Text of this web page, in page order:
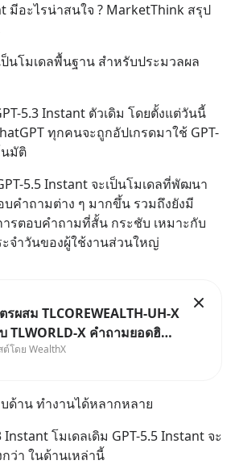
มีอะไรน่าสนใจ ? MarketThink สรุป
ป็นโมเดลพื้นฐาน สำหรับประมวลผล
5.3 Instant ตัวเดิม โดยตั้งแต่วันนี้
ทุกคนจะถูกอัปเกรดมาใช้ GPT-
นมัติ
5.5 Instant จะเป็นโมเดลที่พัฒนา
คำถามต่าง ๆ มากขึ้น รวมถึงยังมี
รตอบคำถามที่สั้น กระชับ เหมาะกับ
จำวันของผู้ใช้งานส่วนใหญ่
รผสม TLCOREWEALTH-UH-X
TLWORLD-X คำถามยอดฮิตที่
ใช้ WealthX ถามเข้ามา
ต์โดย WealthX
บด้าน ทำงานได้หลากหลาย
Instant โมเดลเดิม GPT-5.5 Instant จะ
ว่า ในด้านเหล่านี้